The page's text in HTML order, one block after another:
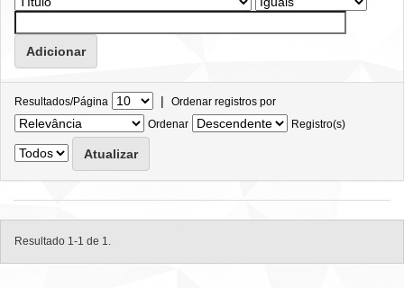
Resultados/Página | Ordenar registros por
Ordenar
Registro(s)
Resultado 1-1 de 1.